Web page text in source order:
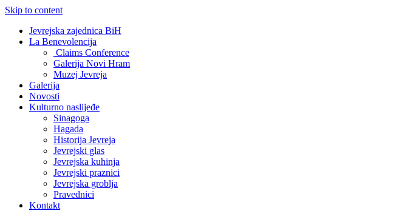
Skip to content
Jevrejska zajednica BiH
La Benevolencija
Claims Conference
Galerija Novi Hram
Muzej Jevreja
Galerija
Novosti
Kulturno naslijeđe
Sinagoga
Hagada
Historija Jevreja
Jevrejski glas
Jevrejska kuhinja
Jevrejski praznici
Jevrejska groblja
Pravednici
Kontakt